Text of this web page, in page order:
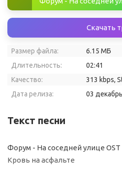
Скачать
Размер файла:
6.15 МБ
Длительность:
02:41
Качество:
313 kbps,
Дата релиза:
03
Текст песни
Форум - На соседней улице
Кровь на асфальте